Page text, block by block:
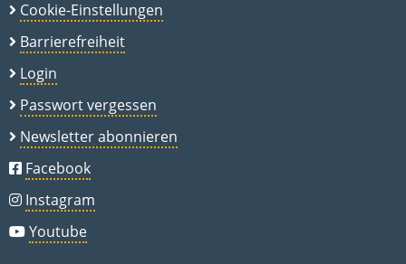
Cookie-Einstellungen
Barrierefreiheit
Login
Passwort vergessen
Newsletter abonnieren
Facebook
Instagram
Youtube